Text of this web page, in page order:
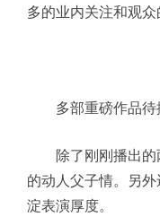
多的业内关注和观
多部重磅作品待
除了刚刚播出的
的动人父子情。另
淀表演厚度。